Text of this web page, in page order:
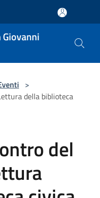
Giovanni
>
della biblioteca
del